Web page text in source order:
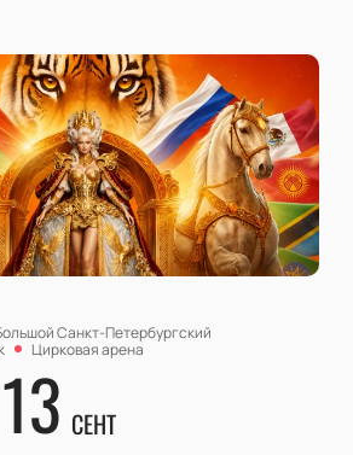
Cанкт-Петербургский
Цирковая арена
13 СЕНТ